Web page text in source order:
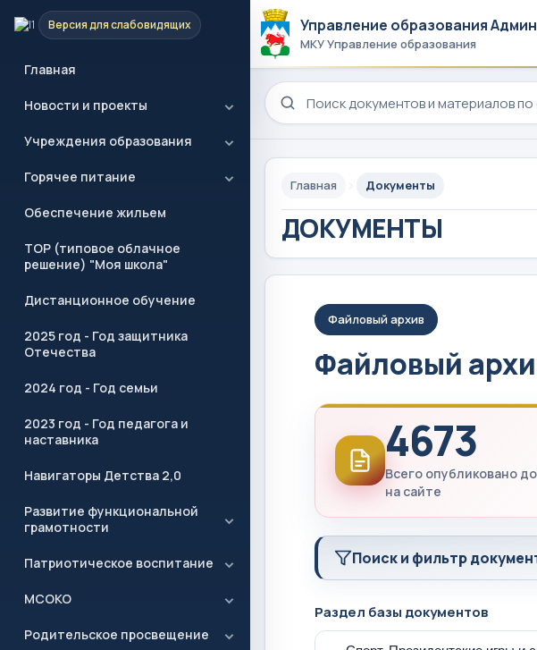
Версия для слабовидящих
Главная
Новости и проекты
Учреждения образования
Горячее питание
Обеспечение жильем
ТОР (типовое облачное
решение) "Моя школа"
Дистанционное обучение
2025 год - Год защитника
Отечества
2024 год - Год семьи
2023 год - Год педагога и
наставника
Навигаторы Детства 2,0
Развитие функциональной
грамотности
Патриотическое воспитание
МСОКО
Родительское просвещение
Управление образования
МКУ Управление образования
Поиск по сайту
Главная Документы
ДОКУМЕНТЫ
Файловый архив
Файловый
4673
Всего опубликовано
на сайте
Поиск и фильтр
Раздел базы документов